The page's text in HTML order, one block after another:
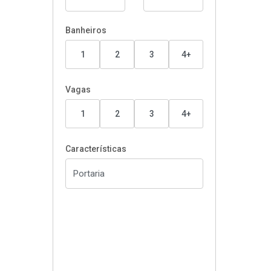
Banheiros
1 2 3 4+
Vagas
1 2 3 4+
Características